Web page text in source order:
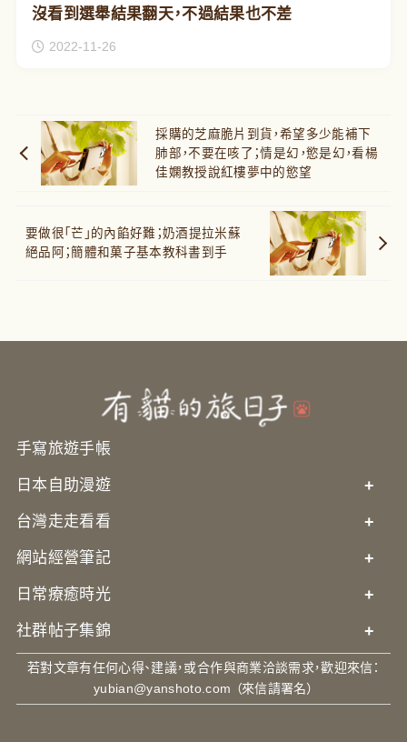
沒看到選舉結果翻天，不過結果也不差
2022-11-26
採購的芝麻脆片到貨，希望多少能補下
肺部，不要在咳了；情是幻，慾是幻，看楊
佳嫻教授說紅樓夢中的慾望
要做很「芒」的內餡好難；奶酒提拉米蘇
絕品阿；簡體和菓子基本教科書到手
手寫旅遊手帳
+
日本自助漫遊
+
台灣走走看看
+
網站經營筆記
+
日常療癒時光
+
社群帖子集錦
若對文章有任何心得、建議，或合作與商業洽談需求，歡迎來信：
yubian@yanshoto.com （來信請署名）